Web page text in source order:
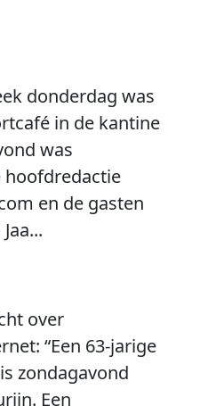
donderdag was
in de kantine
was
hoofdredactie
en de gasten
over
“Een 63-jarige
zondagavond
Een